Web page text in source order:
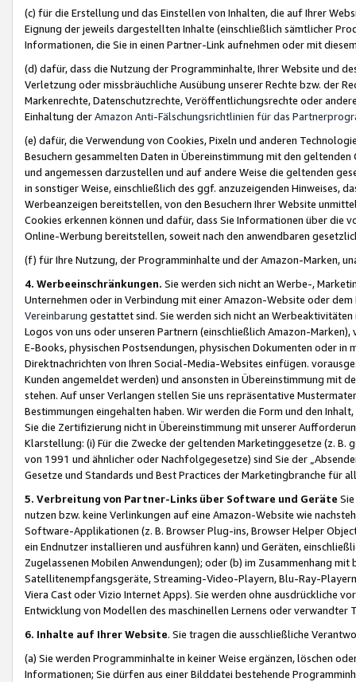
(c) für die Erstellung und das Einstellen von Inhalten, die auf Ihrer
Eignung der jeweils dargestellten Inhalte (einschließlich sämtlicher
Informationen, die Sie in einen Partner-Link aufnehmen oder mit
(d) dafür, dass die Nutzung der Programminhalte, Ihrer Website und
Verletzung oder missbräuchliche Ausübung unserer Rechte bzw. der
Markenrechte, Datenschutzrechte, Veröffentlichungsrechte oder
Einhaltung derAmazon Anti-Fälschungsrichtlinien für das
(e) dafür, die Verwendung von Cookies, Pixeln und anderen
Besuchern gesammelten Daten in Übereinstimmung mit den
und angemessen darzustellen und auf andere Weise die geltenden
in sonstiger Weise, einschließlich des ggf. anzuzeigenden Hinweises,
Werbeanzeigen bereitstellen, von den Besuchern Ihrer Website
Cookies erkennen können und dafür, dass Sie Informationen über die
Online-Werbung bereitstellen, soweit nach den anwendbaren
(f) für Ihre Nutzung, der Programminhalte und der Amazon-Marken,
4. Werbeeinschränkungen. Sie werden sich nicht an Werbe-,
Unternehmen oder in Verbindung mit einer Amazon-Website oder
Vereinbarung gestattet sind. Sie werden sich nicht an
Logos von uns oder unseren Partnern (einschließlich Amazon-
E-Books, physischen Postsendungen, physischen Dokumenten oder in
Direktnachrichten von Ihren Social-Media-Websites einfügen.
Kunden angemeldet werden) und ansonsten in Übereinstimmung mit
stehen. Auf unser Verlangen stellen Sie uns repräsentative
Bestimmungen eingehalten haben. Wir werden die Form und den
Sie die Zertifizierung nicht in Übereinstimmung mit unserer
Klarstellung: (i) Für die Zwecke der geltenden Marketinggesetze (z. B.
von 1991 und ähnlicher oder Nachfolgegesetze) sind Sie der
Gesetze und Standards und Best Practices der Marketingbranche für
5. Verbreitung von Partner-Links über Software und Geräte
nutzen bzw. keine Verlinkungen auf eine Amazon-Website wie
Software-Applikationen (z. B. Browser Plug-ins, Browser Helper
ein Endnutzer installieren und ausführen kann) und Geräten,
Zugelassenen Mobilen Anwendungen); oder (b) im Zusammenhang
Satellitenempfangsgeräte, Streaming-Video-Playern, Blu-Ray-
Viera Cast oder Vizio Internet Apps). Sie werden ohne ausdrückliche
Entwicklung von Modellen des maschinellen Lernens oder
6. Inhalte auf Ihrer Website. Sie tragen die ausschließliche
(a) Sie werden Programminhalte in keiner Weise ergänzen, löschen
Informationen; Sie dürfen aus einer Bilddatei bestehende